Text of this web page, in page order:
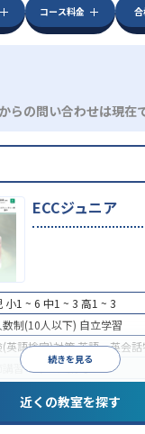
コース料金
らの問い合わせは現在
ECCジュニア
続きを見る
小1 ~ 6 中1 ~ 3 高1 ~ 3
制(10人以下) 自立学習
(英語検定)対策英語・英会
講習のみの受講可
近くの教室を探す